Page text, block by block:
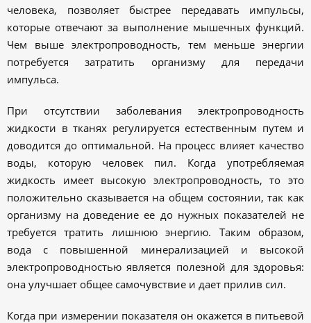
человека, позволяет быстрее передавать импульсы,
которые отвечают за выполнение мышечных функций.
Чем выше электропроводность, тем меньше энергии
потребуется затратить организму для передачи
импульса.
При отсутствии заболевания электропроводность
жидкости в тканях регулируется естественным путем и
доводится до оптимальной. На процесс влияет качество
воды, которую человек пил. Когда употребляемая
жидкость имеет высокую электропроводность, то это
положительно сказывается на общем состоянии, так как
организму на доведение ее до нужных показателей не
требуется тратить лишнюю энергию. Таким образом,
вода с повышенной минерализацией и высокой
электропроводностью является полезной для здоровья:
она улучшает общее самочувствие и дает прилив сил.
Когда при измерении показателя он окажется в питьевой